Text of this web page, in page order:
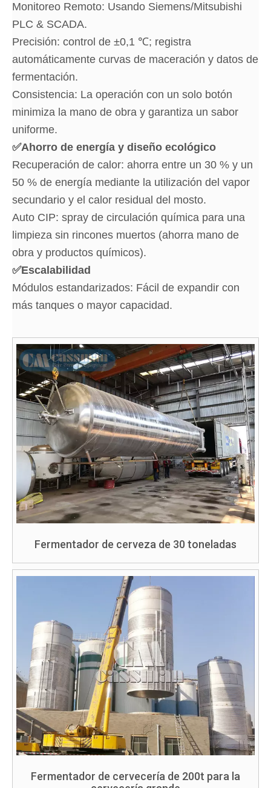
Monitoreo Remoto: Usando Siemens/Mitsubishi
PLC & SCADA.
Precisión: control de ±0,1 ℃; registra
automáticamente curvas de maceración y datos de
fermentación.
Consistencia: La operación con un solo botón
minimiza la mano de obra y garantiza un sabor
uniforme.
✅Ahorro de energía y diseño ecológico
Recuperación de calor: ahorra entre un 30 % y un
50 % de energía mediante la utilización del vapor
secundario y el calor residual del mosto.
Auto CIP: spray de circulación química para una
limpieza sin rincones muertos (ahorra mano de
obra y productos químicos).
✅Escalabilidad
Módulos estandarizados: Fácil de expandir con
más tanques o mayor capacidad.
Fermentador de cerveza de 30 toneladas
Fermentador de cervecería de 200t para la